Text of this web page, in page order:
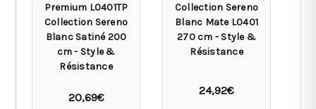
Premium L0401TP
Collection Sereno
Blanc Satiné 200
cm - Style &
Résistance
20,69€
Collection Sereno
Blanc Mate L0401
270 cm - Style &
Résistance
24,92€